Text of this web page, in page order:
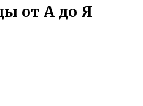
от А до Я